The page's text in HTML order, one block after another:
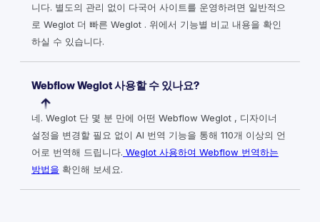
니다. 별도의 관리 없이 다국어 사이트를 운영하려면 일반적으
로 Weglot 더 빠른 Weglot . 위에서 기능별 비교 내용을 확인
하실 수 있습니다.
Webflow Weglot 사용할 수 있나요?
네. Weglot 단 몇 분 만에 어떤 Webflow Weglot , 디자이너
설정을 변경할 필요 없이 AI 번역 기능을 통해 110개 이상의 언
어로 번역해 드립니다. Weglot 사용하여 Webflow 번역하는
방법을 확인해 보세요.